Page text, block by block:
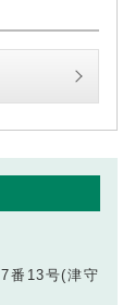
番13号(津守